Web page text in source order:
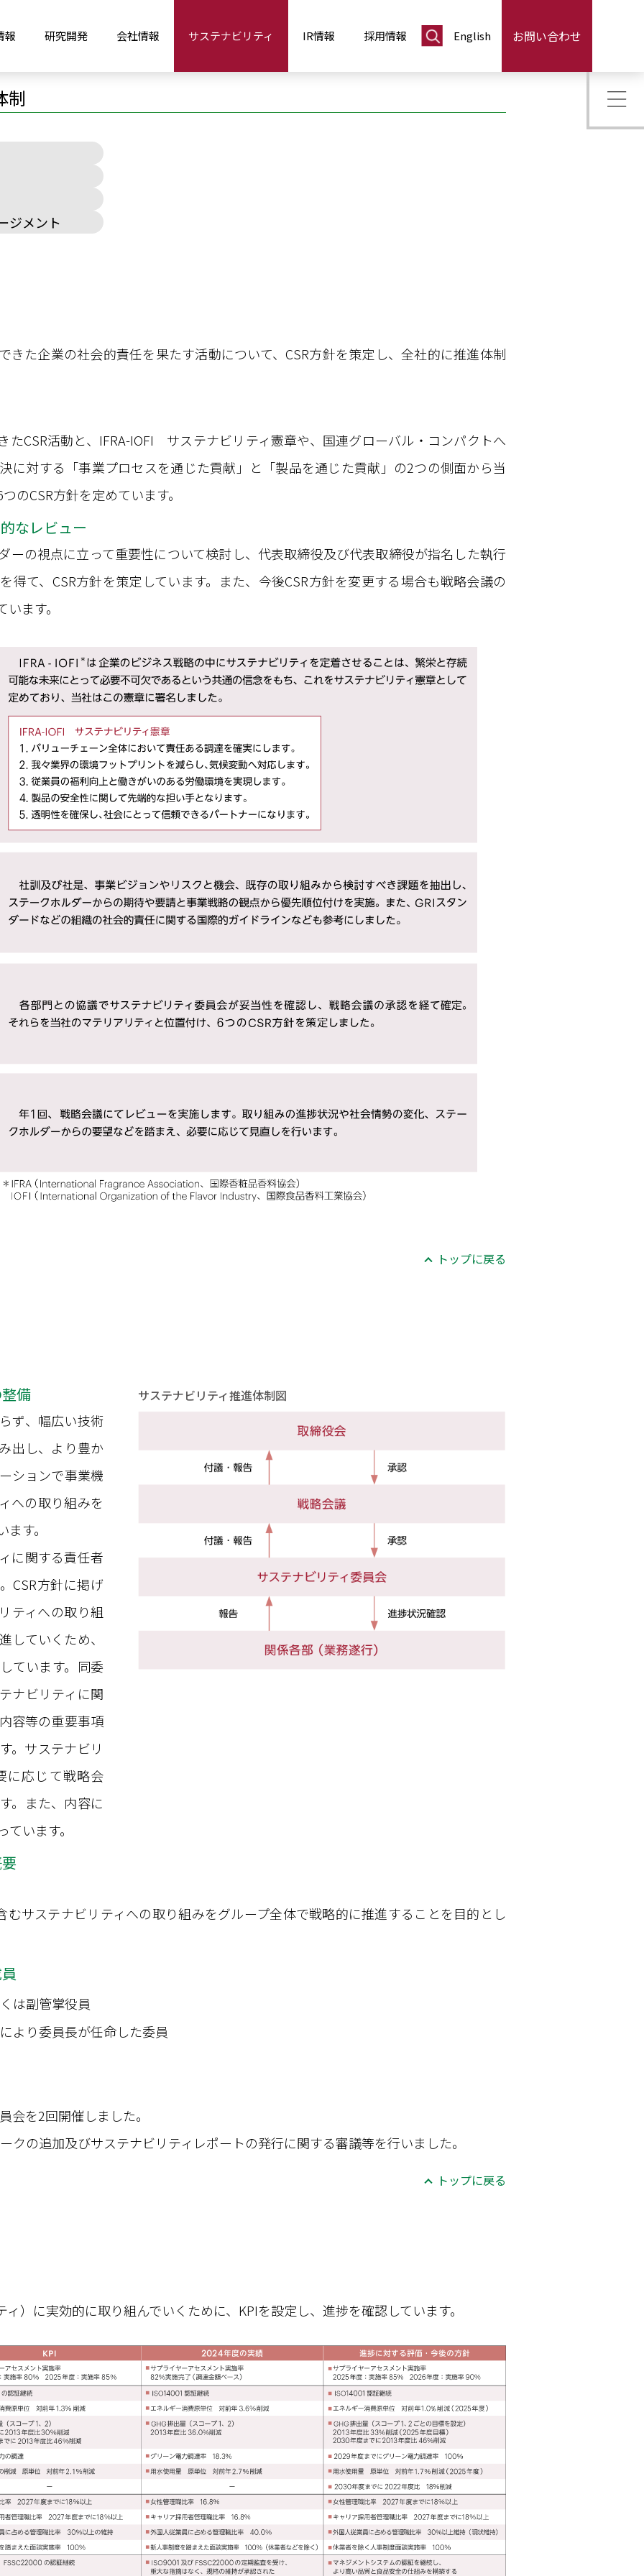
報 研究開発 会社情報 サステナビリティ IR情報 採用情報 English お問い合わせ
制
ジメント
きた企業の社会的責任を果たす活動について、CSR方針を策定し、全社的に推進体制
たCSR活動と、IFRA-IOFI サステナビリティ憲章や、国連グローバル・コンパクトへ
に対する「事業プロセスを通じた貢献」と「製品を通じた貢献」の2つの側面から当
のCSR方針を定めています。
なレビュー
ーの視点に立って重要性について検討し、代表取締役及び代表取締役が指名した執行
得て、CSR方針を策定しています。また、今後CSR方針を変更する場合も戦略会議の
ます。
トップに戻る
備
ず、幅広い技術
出し、より豊か
ションで事業機
への取り組みを
す。
に関する責任者
CSR方針に掲げ
ティへの取り組
していくため、
ています。同委
ナビリティに関
容等の重要事項
。サステナビリ
に応じて戦略会
。また、内容に
います。
サステナビリティ推進体制図
むサステナビリティへの取り組みをグループ全体で戦略的に推進することを目的とし
は副管掌役員
より委員長が任命した委員
会を2回開催しました。
クの追加及びサステナビリティレポートの発行に関する審議等を行いました。
トップに戻る
）に実効的に取り組んでいくために、KPIを設定し、進捗を確認しています。